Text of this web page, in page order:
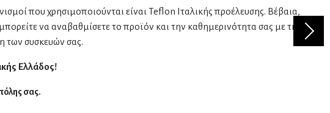
που χρησιμοποιούνται είναι Teflon Ιταλικής προέλευσης. Βέβαια,
να αναβαθμίσετε το προϊόν και την καθημερινότητα σας με την
των συσκευών σας.
Ελλάδος!
σας.